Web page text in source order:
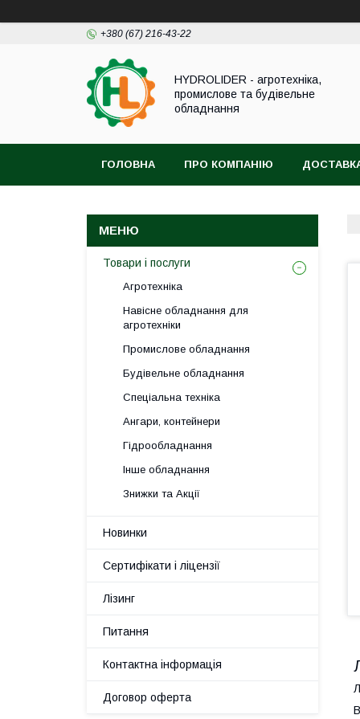
+380 (67) 216-43-22
HYDROLIDER - агротехніка,
промислове та будівельне
обладнання
ГОЛОВНА ПРО КОМПАНІЮ
Товари і послуги
Агротехніка
Навісне обладнання для
агротехніки
Промислове обладнання
Будівельне обладнання
Спеціальна техніка
Ангари, контейнери
Гідрообладнання
Інше обладнання
Знижки та Акції
Новинки
Сертифікати і ліцензії
Лізинг
Питання
Контактна інформація
Договор оферта